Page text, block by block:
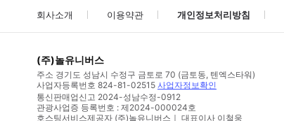
회사소개 이용약관 개인정보처리방침
(주)놀유니버스
주소 경기도 성남시 수정구 금토로 70 (금토동, 텐엑스타워)
사업자등록번호 824-81-02515 사업자정보확인
통신판매업신고 2024-성남수정-0912
관광사업증 등록번호 : 제2024-000024호
호스팅서비스제공자 (주)놀유니버스｜ 대표이사 이철웅